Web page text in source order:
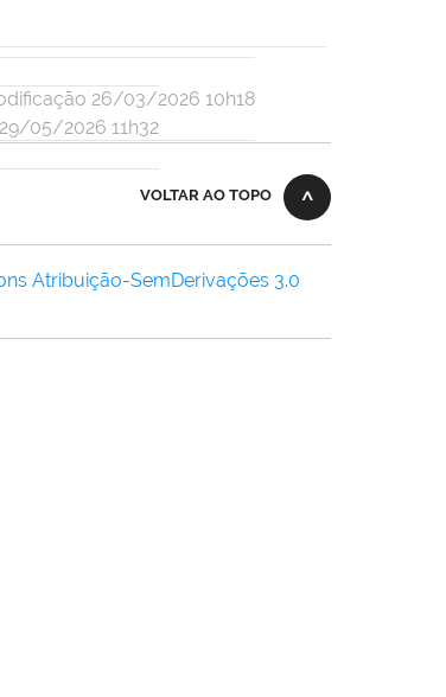
26/03/2026 10h18
05/2026 11h32
VOLTAR AO TOPO
Atribuição-SemDerivações 3.0